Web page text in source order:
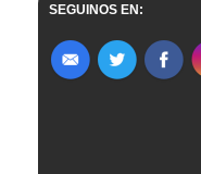
SEGUINOS EN: